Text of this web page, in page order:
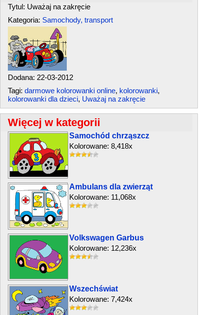
Tytul: Uważaj na zakręcie
Kategoria: Samochody, transport
Dodana: 22-03-2012
Tagi: darmowe kolorowanki online, kolorowanki,
kolorowanki dla dzieci, Uważaj na zakręcie
Więcej w kategorii
Samochód chrząszcz
Kolorowane: 8,418x
Ambulans dla zwierząt
Kolorowane: 11,068x
Volkswagen Garbus
Kolorowane: 12,236x
Wszechświat
Kolorowane: 7,424x